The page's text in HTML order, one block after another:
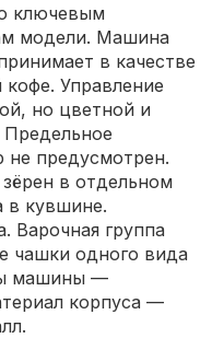
ключевым
модели. Машина
в качестве
Управление
но цветной и
не предусмотрен.
в отдельном
в кувшине.
Варочная группа
чашки одного вида
машины —
корпуса —